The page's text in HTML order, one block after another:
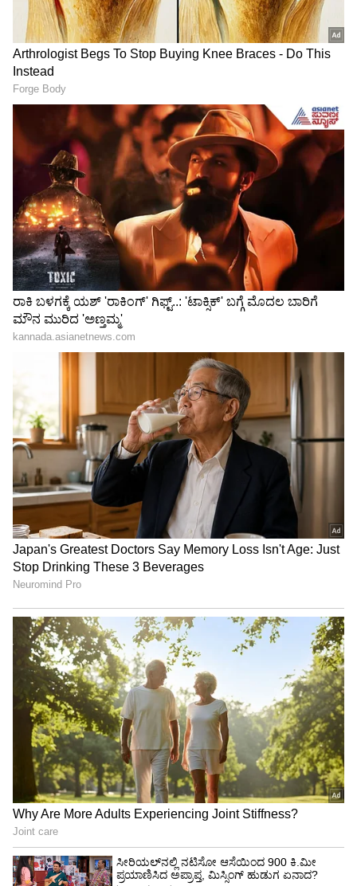
ಮಶ್ರೂಮ್ ಬೀಜದ ಚೀಲಗಳ ಮಧ್ಯೆ ಗೋವಾ ಮದ್ಯ!
ಖದೀಮರ ಪ್ಲಾನ್ ನೋಡಿ ಬೆಚ್ಚಿಬಿದ್ದ ಅಬಕಾರಿ
ಪೊಲೀಸರು!
ಈ ಸಾಂದರ್ಭಿಕ ಪರವಾನಗಿಗಳು ಒಂದು ದಿನದವರೆಗೆ
ಮಾನ್ಯವಾಗಿರುತ್ತವೆ ಮತ್ತು ಅರ್ಜಿದಾರರು ಉಪಯುಕ್ತ
ಸಾರ್ವಜನಿಕ ಸೇವೆಗಳ ವಿಭಾಗದಲ್ಲಿ -- upexciseportal.in
-- ವೆಬ್‌ಸೈಟ್‌ನಲ್ಲಿ ಅರ್ಜಿ ಸಲ್ಲಿಸಬಹುದು. ಇನ್ನು, ಅಬಕಾರಿ
ಇಲಾಖೆಯ ಸಾರ್ವಜನಿಕ ಸಂಪರ್ಕವು ಉತ್ತಮ
ಫಲಿತಾಂಶಗಳನ್ನು ತೋರಿಸುತ್ತಿದ್ದು, ಸಾಂದರ್ಭಿಕ ಬಾರ್
ಲೈಸೆನ್ಸ್‌ಗಳಿಗೆ ಹೆಚ್ಚಿನ ಜನರು ಅರ್ಜಿ ಸಲ್ಲಿಸಲು
ಪ್ರಾರಂಭಿಸಿದ್ದಾರೆ ಎಂದು ಅಧಿಕಾರಿ ಹೇಳಿದರು.
ಇನ್ನು, ಖಾಸಗಿ ಆಚರಣೆಗಳಿಗೂ ಲೈಸೆನ್ಸ್‌ ನೀತಿಯ ಹಿಂದಿನ
ಉದ್ದೇಶದ ಬಗ್ಗೆ ಮಾತನಾಡಿದ ಅಬಕಾರಿ ಅಧಿಕಾರಿ, ಇದು
ಪಾರ್ಟಿಯಲ್ಲಿ ನೀಡುವ ಮದ್ಯವು ಅಧಿಕೃತ ಮತ್ತು
ಅಕ್ರಮವಾಗಿರುವುದನ್ನು ಖಚಿತಪಡಿಸುತ್ತದೆ ಎಂದು ಹೇಳಿದರು.
ಅಲ್ಲದೆ, ಇದರಿಂದ ಅರ್ಜಿದಾರರು ಸ್ಥಳೀಯವಾಗಿ ಮದ್ಯವನ್ನು
ಖರೀದಿಸುತ್ತಾರೆ, ಅದು ರಾಜ್ಯದೊಳಗೆ ಮಾತ್ರ ಸೇವಿಸಲು
ಉದ್ದೇಶಿಸಲಾಗಿದೆ ಮತ್ತು ಇತರ ರಾಜ್ಯಗಳಿಂದ
ಖರೀದಿಸುವುದಿಲ್ಲ ಎಂಬುದನ್ನು ಖಾತ್ರಿಪಡಿಸುತ್ತದೆ. ಇದು
ಸರ್ಕಾರಕ್ಕೆ ಆದಾಯ ನಷ್ಟವನ್ನು ಉಂಟುಮಾಡುತ್ತದೆ ಎಂದೂ
ಹೇಳಿದರು.
LATEST VIDEOS
"ರಾಜಕೀಯ ಬೇಡ, ಸಿನಿಮಾನೇ ಪ್ರಾಣ":
ಕನಕೋತ್ಸವದಲ್ಲಿ ರಿಷಬ್ ಶೆಟ್ಟಿ | Rishab
Shetty speech | Suvarna News
ಶೇ.50 ರಿಂದ ಶೇ.18 ಕ್ಕೆ TAX ಇಳಿಕೆ: ಮೋದಿ-
ಟ್ರಂಪ್ ಐತಿಹಾಸಿಕ ಒಪ್ಪಂದ | India US
Trade Deal | Party Rounds